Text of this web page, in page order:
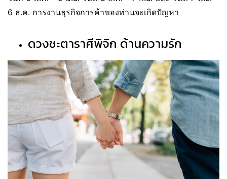
6 ธ.ค. การงานธุรกิจการค้าของท่านจะเกิดปัญหา
ดวงชะตาราศีพิจิก ด้านความรัก